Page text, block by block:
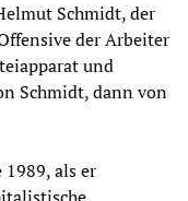
Schmidt, der
der Arbeiter
und
Schmidt, dann von
als er